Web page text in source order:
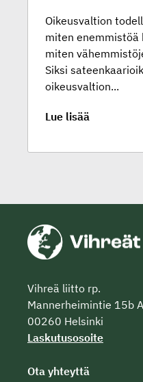
Oikeusvaltion
miten enemmistöä
miten
Siksi
oikeusvaltion...
Lue lisää
Vihreä liitto rp.
Mannerheimintie 15b
00260 Helsinki
Laskutusosoite
Ota yhteyttä